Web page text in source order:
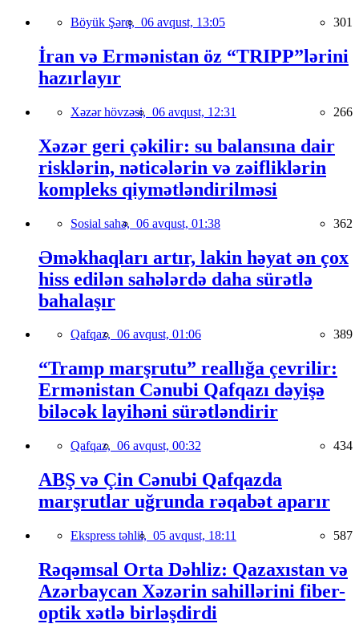
Böyük Şərq, 06 avqust, 13:05 301
İran və Ermənistan öz “TRIPP”lərini
hazırlayır
Xəzər hövzəsi, 06 avqust, 12:31 266
Xəzər geri çəkilir: su balansına dair
risklərin, nəticələrin və zəifliklərin
kompleks qiymətləndirilməsi
Sosial sahə, 06 avqust, 01:38 362
Əməkhaqları artır, lakin həyat ən çox
hiss edilən sahələrdə daha sürətlə
bahalaşır
Qafqaz, 06 avqust, 01:06 389
“Tramp marşrutu” reallığa çevrilir:
Ermənistan Cənubi Qafqazı dəyişə
biləcək layihəni sürətləndirir
Qafqaz, 06 avqust, 00:32 434
ABŞ və Çin Cənubi Qafqazda
marşrutlar uğrunda rəqabət aparır
Ekspress təhlil, 05 avqust, 18:11 587
Rəqəmsal Orta Dəhliz: Qazaxıstan və
Azərbaycan Xəzərin sahillərini fiber-
optik xətlə birləşdirdi